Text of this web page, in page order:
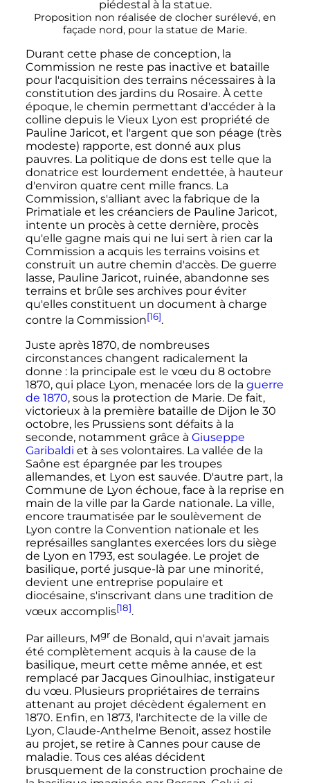
Proposition non réalisée de clocher surélevé, en
façade nord, pour la statue de Marie.
Durant cette phase de conception, la
Commission ne reste pas inactive et bataille
pour l'acquisition des terrains nécessaires à la
constitution des jardins du Rosaire. À cette
époque, le chemin permettant d'accéder à la
colline depuis le Vieux Lyon est propriété de
Pauline Jaricot, et l'argent que son péage (très
modeste) rapporte, est donné aux plus
pauvres. La politique de dons est telle que la
donatrice est lourdement endettée, à hauteur
d'environ quatre cent mille francs. La
Commission, s'alliant avec la fabrique de la
Primatiale et les créanciers de Pauline Jaricot,
intente un procès à cette dernière, procès
qu'elle gagne mais qui ne lui sert à rien car la
Commission a acquis les terrains voisins et
construit un autre chemin d'accès. De guerre
lasse, Pauline Jaricot, ruinée, abandonne ses
terrains et brûle ses archives pour éviter
qu'elles constituent un document à charge
contre la Commission[16].
Juste après 1870, de nombreuses
circonstances changent radicalement la
donne : la principale est le vœu du 8 octobre
1870, qui place Lyon, menacée lors de la guerre
de 1870, sous la protection de Marie. De fait,
victorieux à la première bataille de Dijon le 30
octobre, les Prussiens sont défaits à la
seconde, notamment grâce à Giuseppe
Garibaldi et à ses volontaires. La vallée de la
Saône est épargnée par les troupes
allemandes, et Lyon est sauvée. D'autre part, la
Commune de Lyon échoue, face à la reprise en
main de la ville par la Garde nationale. La ville,
encore traumatisée par le soulèvement de
Lyon contre la Convention nationale et les
représailles sanglantes exercées lors du siège
de Lyon en 1793, est soulagée. Le projet de
basilique, porté jusque-là par une minorité,
devient une entreprise populaire et
diocésaine, s'inscrivant dans une tradition de
vœux accomplis[18].
Par ailleurs, Mgr de Bonald, qui n'avait jamais
été complètement acquis à la cause de la
basilique, meurt cette même année, et est
remplacé par Jacques Ginoulhiac, instigateur
du vœu. Plusieurs propriétaires de terrains
attenant au projet décèdent également en
1870. Enfin, en 1873, l'architecte de la ville de
Lyon, Claude-Anthelme Benoit, assez hostile
au projet, se retire à Cannes pour cause de
maladie. Tous ces aléas décident
brusquement de la construction prochaine de